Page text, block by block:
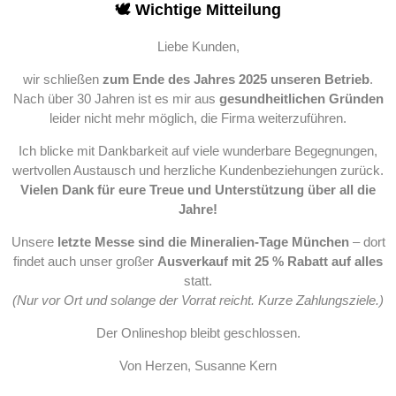
🕊️ Wichtige Mitteilung
Liebe Kunden,
wir schließen zum Ende des Jahres 2025 unseren Betrieb.
Nach über 30 Jahren ist es mir aus gesundheitlichen Gründen
leider nicht mehr möglich, die Firma weiterzuführen.
Ich blicke mit Dankbarkeit auf viele wunderbare Begegnungen,
wertvollen Austausch und herzliche Kundenbeziehungen zurück.
Vielen Dank für eure Treue und Unterstützung über all die
Jahre!
Unsere letzte Messe sind die Mineralien-Tage München– dort
findet auch unser großer Ausverkauf mit 25 % Rabatt auf alles
statt.
(Nur vor Ort und solange der Vorrat reicht. Kurze Zahlungsziele.)
Der Onlineshop bleibt geschlossen.
Von Herzen, Susanne Kern